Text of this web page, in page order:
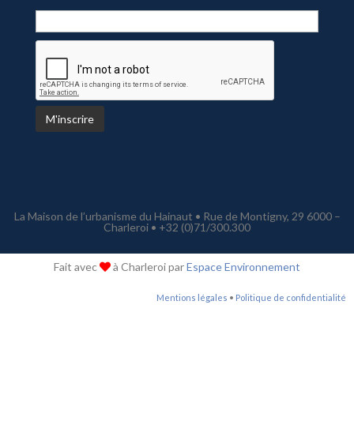
La Maison de l’urbanisme du Hainaut • Rue de Montigny, 29 6000 –
Charleroi • +32 (0)71/300.300
Fait avec à Charleroi parEspace Environnement
Mentions légales • Politique de confidentialité